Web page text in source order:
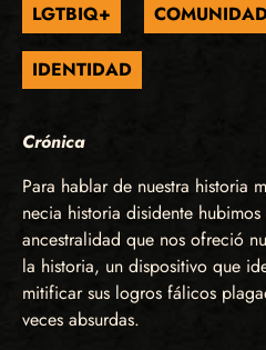
LGTBIQ+
IDENTIDAD
Crónica
Para hablar de nuestra historia
necia historia disidente
ancestralidad que nos ofreció
la historia, un dispositivo que
mitificar sus logros fálicos
veces absurdas.